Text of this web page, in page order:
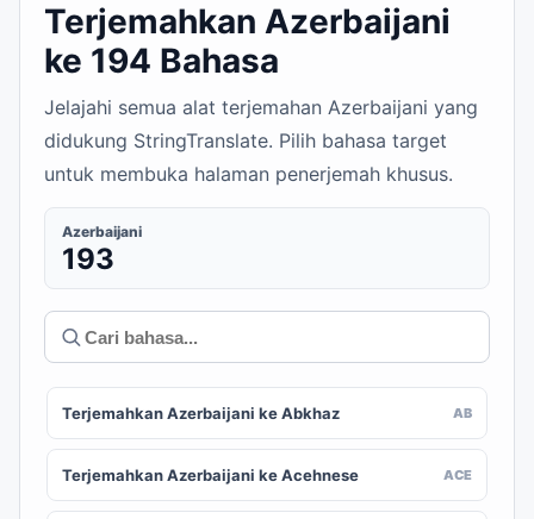
Terjemahkan Azerbaijani
ke 194 Bahasa
Jelajahi semua alat terjemahan Azerbaijani yang
didukung StringTranslate. Pilih bahasa target
untuk membuka halaman penerjemah khusus.
Azerbaijani
193
Terjemahkan Azerbaijani ke Abkhaz AB
Terjemahkan Azerbaijani ke Acehnese ACE